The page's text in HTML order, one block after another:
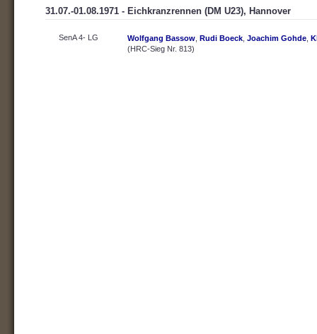
31.07.-01.08.1971 - Eichkranzrennen (DM U23), Hannover
SenA 4- LG Wolfgang Bassow Rudi Boeck Joachim Gohde
(HRC-Sieg Nr. 813)